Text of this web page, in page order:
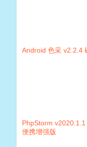
Android 色采 v2.2.4
PhpStorm v2020.1.1
便携增强版